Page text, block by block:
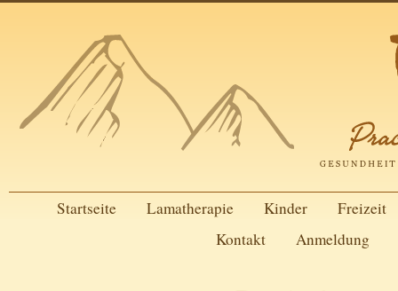
Startseite Lamatherapie Kinder
Freizeit
Kontakt
Anmeldung